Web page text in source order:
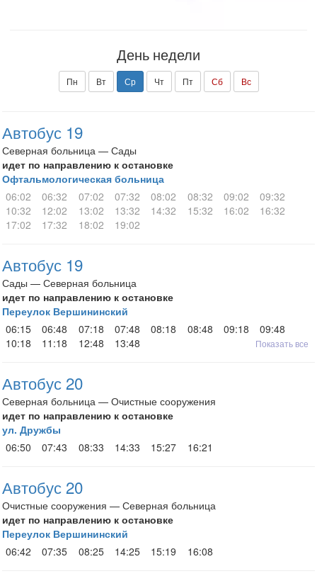
День недели
Пн Вт Ср Чт Пт Сб Вс
Автобус 19
Северная больница — Сады
идет по направлению к остановке
Офтальмологическая больница
06:02
06:32 07:02 07:32 08:02 08:32 09:02
09:32
10:32
12:02 13:02 13:32 14:32 15:32 16:02
16:32
17:02
17:32 18:02 19:02
Автобус 19
Сады — Северная больница
идет по направлению к остановке
Переулок Вершининский
06:15
06:48 07:18 07:48 08:18 08:48 09:18
09:48
10:18
11:18 12:48 13:48 Показать все
Автобус 20
Северная больница — Очистные сооружения
идет по направлению к остановке
ул. Дружбы
06:50
07:43 08:33 14:33 15:27 16:21
Автобус 20
Очистные сооружения — Северная больница
идет по направлению к остановке
Переулок Вершининский
06:42
07:35 08:25 14:25 15:19 16:08